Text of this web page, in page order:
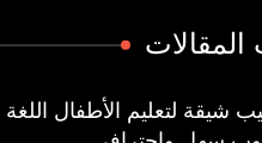
شيقة لتعليم الأطفال اللغة